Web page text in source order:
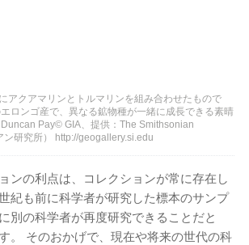
アクアマリンとトルマリンを組み合わせたもので
ロンゴ産で、異なる鉱物種が一緒に成長できる素晴
Pay© GIA、提供：The Smithsonian
ン研究所） http://geogallery.si.edu
ンの利点は、コレクションが常に存在し
紀も前に科学者が研究した標本のサンプ
別の科学者が再度研究できることだと
。 そのおかげで、現在や将来の世代の科